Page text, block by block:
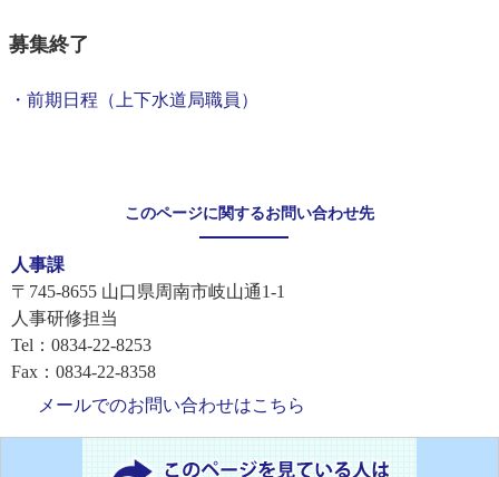
募集終了
・前期日程（上下水道局職員）
このページに関するお問い合わせ先
人事課
〒745-8655 山口県周南市岐山通1-1
人事研修担当
Tel：0834-22-8253
Fax：0834-22-8358
メールでのお問い合わせはこちら